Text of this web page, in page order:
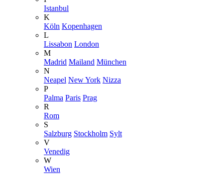
Istanbul
K
Köln Kopenhagen
L
Lissabon London
M
Madrid Mailand München
N
Neapel New York Nizza
P
Palma Paris Prag
R
Rom
S
Salzburg Stockholm Sylt
V
Venedig
W
Wien